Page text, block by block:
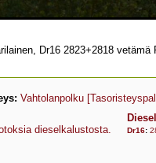
Dr16 2823+2818
Vahtolanpolku
dieselkalustosta.
Dr16: